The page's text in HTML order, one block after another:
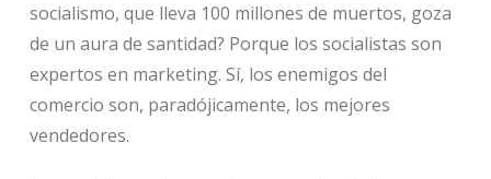
socialismo, que lleva 100 millones de muertos, goza
de un aura de santidad? Porque los socialistas son
expertos en marketing. Sí, los enemigos del
comercio son, paradójicamente, los mejores
vendedores.